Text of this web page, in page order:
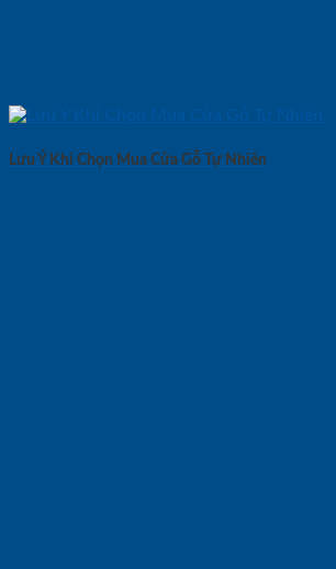
Lưu Ý Khi Chọn Mua Cửa Gỗ Tự Nhiên